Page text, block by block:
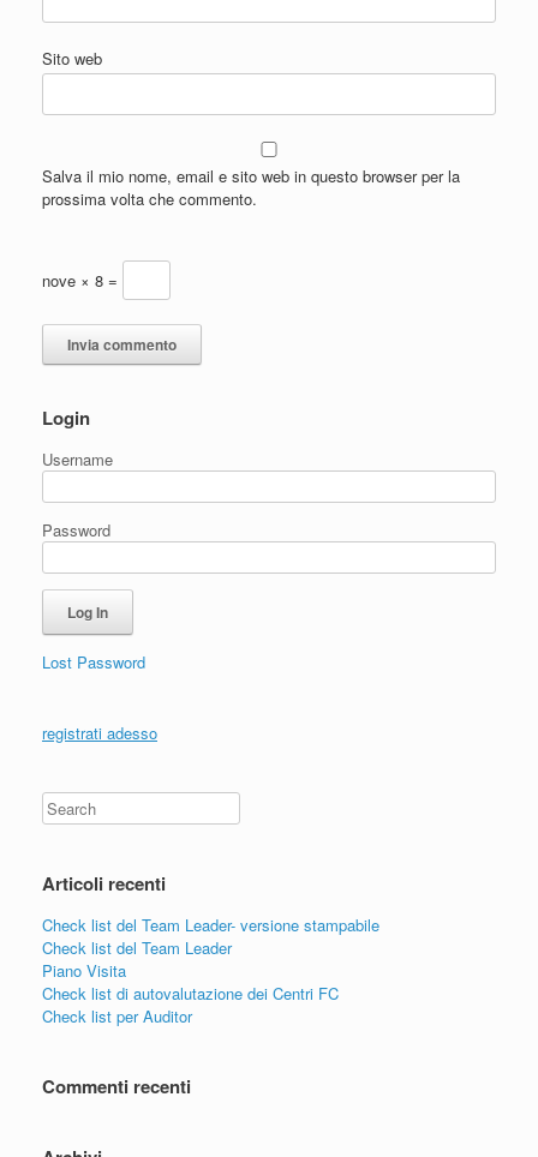
Sito web
Salva il mio nome, email e sito web in questo browser per la
prossima volta che commento.
nove × 8 =
Login
Username
Password
Lost Password
registrati adesso
Search
Articoli recenti
Check list del Team Leader- versione stampabile
Check list del Team Leader
Piano Visita
Check list di autovalutazione dei Centri FC
Check list per Auditor
Commenti recenti